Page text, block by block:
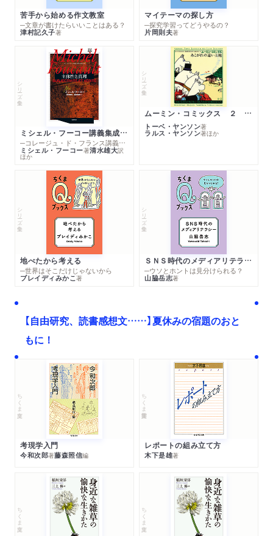
苦手から始める作文教室
─文章が書けたらいいことはある？
津村記久子著
マイテーマの探し方
─探究学習ってどうやるの？
片岡則夫著
シリーズ・全集
ミシェル・フーコー講義集成１０ 主体性と真理
─コレージュ・ド・フランス講義１９８０－１９８１年度
ミシェル・フーコー著清水雄大訳
ほか
シリーズ・全集
ムーミン・コミックス ２ あこがれの遠い土地
トーベ・ヤンソン著
ラルス・ヤンソン著ほか
シリーズ・全集
地べたから考える
─世界はそこだけじゃないから
ブレイディみかこ著
シリーズ・全集
ＳＮＳ時代のメディアリテラシー
─ウソとホントは見分けられる？
山脇岳志著
【自由研究、読書感想文……】夏休みの宿題のおと
もに！
ちくま文庫
考現学入門
今和次郎著藤森照信編
ちくま学芸文庫
レポートの組み立て方
木下是雄著
ちくま文庫 ちくま文庫